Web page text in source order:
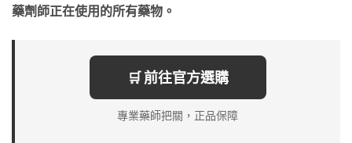
藥劑師正在使用的所有藥物。
🛒 前往官方選購
專業藥師把關，正品保障